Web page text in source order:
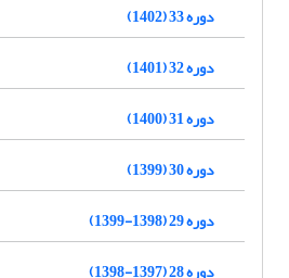
دوره 33 (1402)
دوره 32 (1401)
دوره 31 (1400)
دوره 30 (1399)
دوره 29 (1398-1399)
دوره 28 (1397-1398)